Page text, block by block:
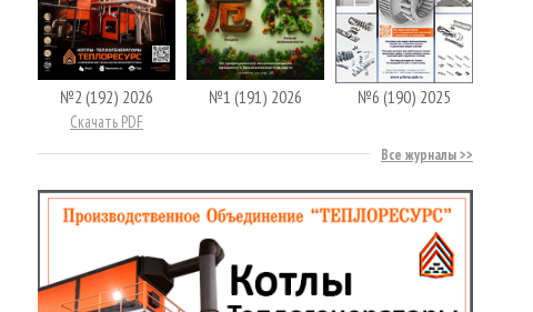
№2 (192) 2026
Скачать PDF
№1 (191) 2026 №6 (190) 2025
Все журналы